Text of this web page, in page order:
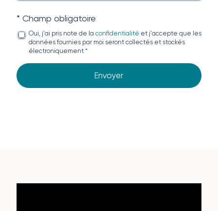
* Champ obligatoire
Oui, j'ai pris note de la confidentialité et j'accepte que les
données fournies par moi seront collectés et stockés
électroniquement *